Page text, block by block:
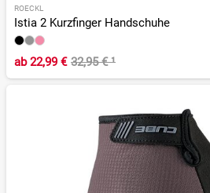
ROECKL
Istia 2 Kurzfinger Handschuhe
ab22,99 € 32,95 €¹